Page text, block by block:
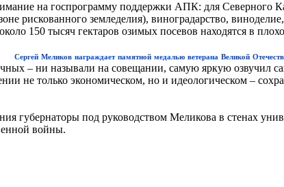
на госпрограмму поддержки АПК: для Северного
рискованного земледелия), виноградарство,
150 тысяч гектаров озимых посевов находятся в
Сергей Меликов награждает памятной медалью ветерана Великой
– ни называли на совещании, самую яркую озвучил
не только экономическом, но и идеологическом –
губернаторы под руководством Меликова в стенах
войны.